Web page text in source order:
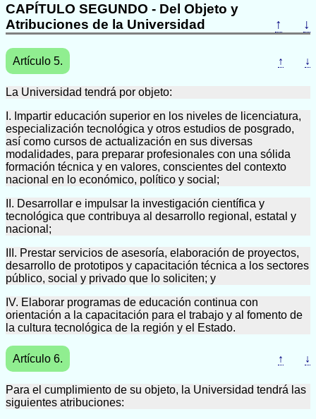
CAPÍTULO SEGUNDO - Del Objeto y
Atribuciones de la Universidad
↑ ↓
Artículo 5. ↑ ↓
La Universidad tendrá por objeto:
I. Impartir educación superior en los niveles de licenciatura,
especialización tecnológica y otros estudios de posgrado,
así como cursos de actualización en sus diversas
modalidades, para preparar profesionales con una sólida
formación técnica y en valores, conscientes del contexto
nacional en lo económico, político y social;
II. Desarrollar e impulsar la investigación científica y
tecnológica que contribuya al desarrollo regional, estatal y
nacional;
III. Prestar servicios de asesoría, elaboración de proyectos,
desarrollo de prototipos y capacitación técnica a los sectores
público, social y privado que lo soliciten; y
IV. Elaborar programas de educación continua con
orientación a la capacitación para el trabajo y al fomento de
la cultura tecnológica de la región y el Estado.
Artículo 6. ↑ ↓
Para el cumplimiento de su objeto, la Universidad tendrá las
siguientes atribuciones: